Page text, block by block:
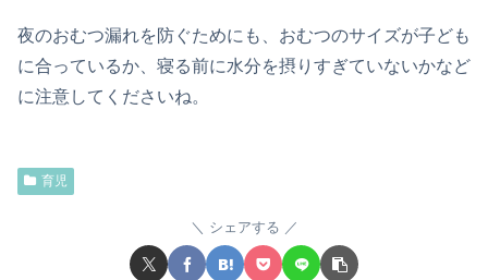
夜のおむつ漏れを防ぐためにも、おむつのサイズが子ども
に合っているか、寝る前に水分を摂りすぎていないかなど
に注意してくださいね。
育児
シェアする